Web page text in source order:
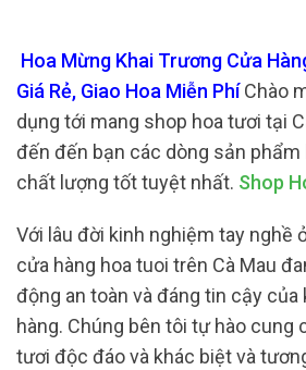
Hoa Mừng Khai Trương Cửa
Giá Rẻ, Giao Hoa Miễn PhíChào
dụng tới mang shop hoa tươi tại
đến đến bạn các dòng sản phẩm
chất lượng tốt tuyệt nhất. Shop
Với lâu đời kinh nghiệm tay nghề
cửa hàng hoa tuoi trên Cà Mau
động an toàn và đáng tin cậy của
hàng. Chúng bên tôi tự hào cung
tươi độc đáo và khác biệt và